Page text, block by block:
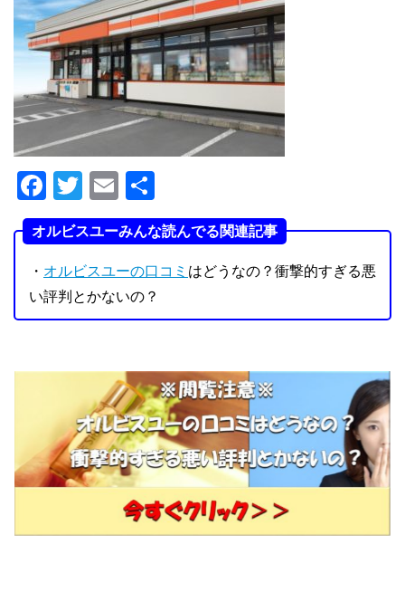
F
a
c
e
b
o
T
wi
tt
er
E
m
ail
有
オルビスユーみんな読んでる関連記事
・ オルビスユーの口コミ はどうなの？衝撃的すぎる悪
い評判とかないの？